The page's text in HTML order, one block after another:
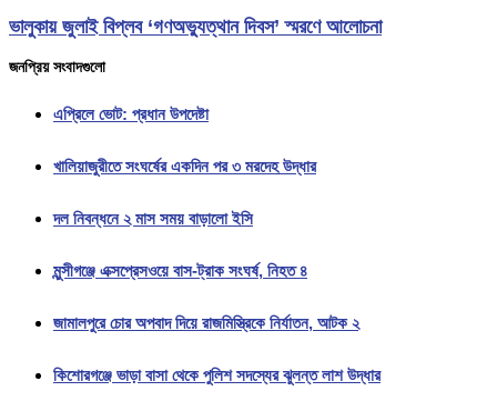
ভালুকায় জুলাই বিপ্লব ‘গণঅভ্যুত্থান দিবস’ স্মরণে আলোচনা
জনপ্রিয় সংবাদগুলো
এপ্রিলে ভোট: প্রধান উপদেষ্টা
খালিয়াজুরীতে সংঘর্ষের একদিন পর ৩ মরদেহ উদ্ধার
দল নিবন্ধনে ২ মাস সময় বাড়ালো ইসি
মুন্সীগঞ্জে এক্সপ্রেসওয়ে বাস-ট্রাক সংঘর্ষ, নিহত ৪
জামালপুরে চোর অপবাদ দিয়ে রাজমিস্ত্রিকে নির্যাতন, আটক ২
কিশোরগঞ্জে ভাড়া বাসা থেকে পুলিশ সদস্যের ঝুলন্ত লাশ উদ্ধার